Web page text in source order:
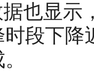
也显示
段下降